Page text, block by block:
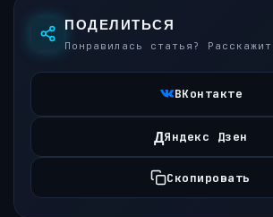
ПОДЕЛИТЬСЯ
Понравилась статья?
ВКонтакте
ДЯндекс Дзен
Скопировать